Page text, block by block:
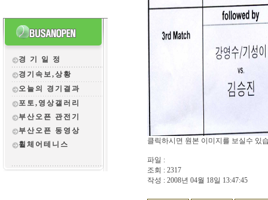
경 기 일 정
경기속보,상황
오늘의 경기결과
포토,영상갤러리
부산오픈 관전 기
부산오픈 동영상
휠체어테니스
클릭하시면 원본 이미지를 보실수 있
파일 :
조회 : 2317
작성 : 2008년 04월 18일 13:47:45